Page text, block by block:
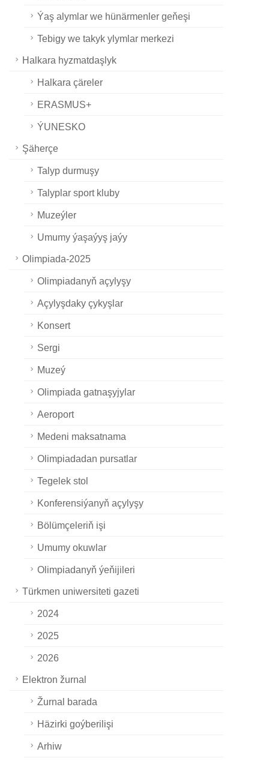
Ýaş alymlar we hünärmenler geňeşi
Tebigy we takyk ylymlar merkezi
Halkara hyzmatdaşlyk
Halkara çäreler
ERASMUS+
ÝUNESKO
Şäherçe
Talyp durmuşy
Talyplar sport kluby
Muzeýler
Umumy ýaşaýyş jaýy
Olimpiada-2025
Olimpiadanyň açylyşy
Açylyşdaky çykyşlar
Konsert
Sergi
Muzeý
Olimpiada gatnaşyjylar
Aeroport
Medeni maksatnama
Olimpiadadan pursatlar
Tegelek stol
Konferensiýanyň açylyşy
Bölümçeleriň işi
Umumy okuwlar
Olimpiadanyň ýeňijileri
Türkmen uniwersiteti gazeti
2024
2025
2026
Elektron žurnal
Žurnal barada
Häzirki goýberilişi
Arhiw